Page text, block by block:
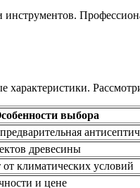
выбора
древесины
климатических условий
и цене